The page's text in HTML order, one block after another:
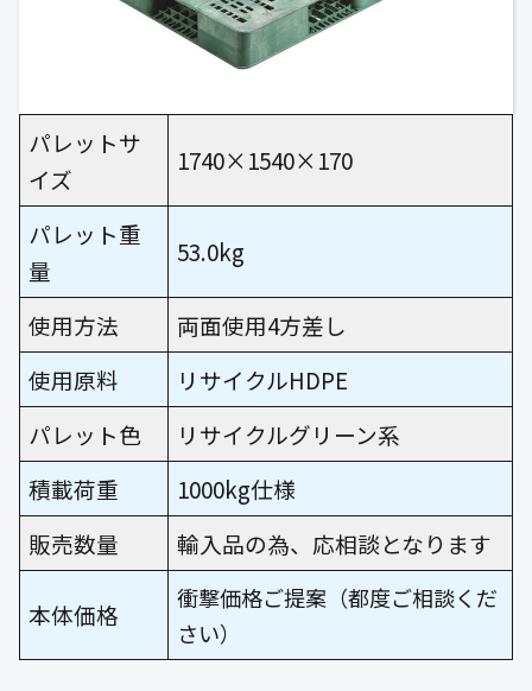
パレットサ
イズ
1740×1540×170
パレット重
量
53.0kg
使用方法
両面使用4方差し
使用原料
リサイクルHDPE
パレット色
リサイクルグリーン系
積載荷重
1000kg仕様
販売数量
輸入品の為、応相談となります
本体価格
衝撃価格ご提案（都度ご相談くだ
さい）